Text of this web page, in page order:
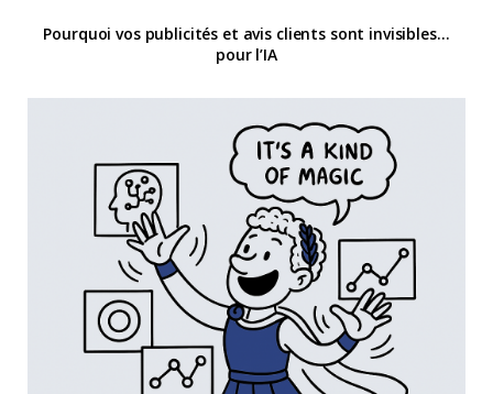
Pourquoi vos publicités et avis clients sont invisibles…
pour l’IA